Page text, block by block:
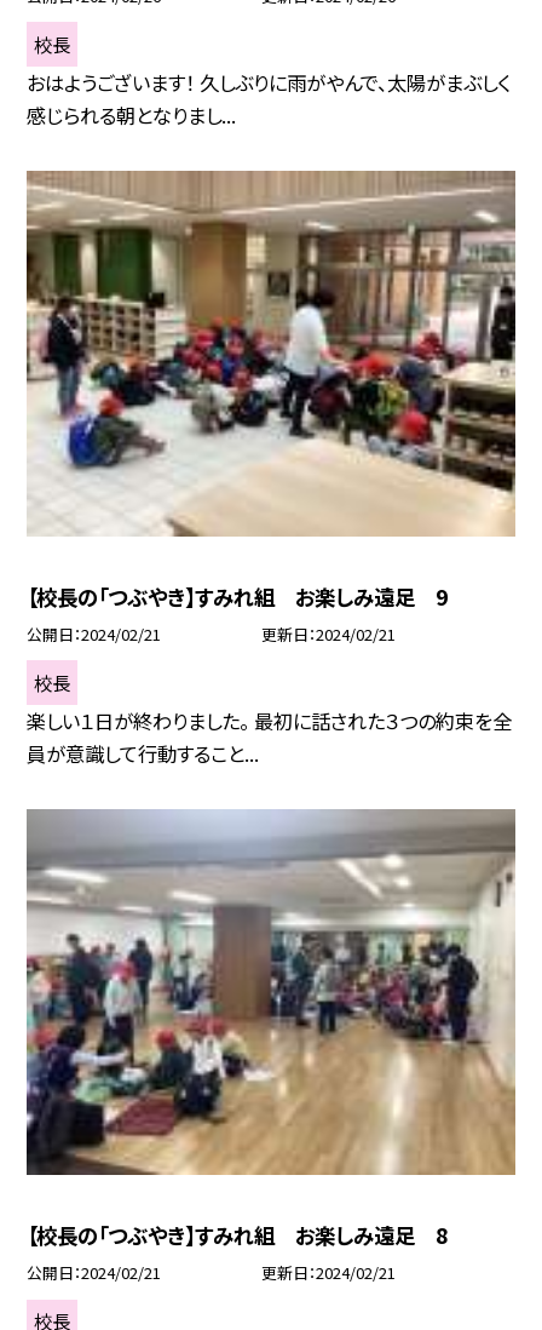
校長
おはようございます！ 久しぶりに雨がやんで、太陽がまぶしく
感じられる朝となりまし...
【校長の「つぶやき】すみれ組 お楽しみ遠足 9
公開日 2024/02/21 更新日 2024/02/21
校長
楽しい１日が終わりました。 最初に話された３つの約束を全
員が意識して行動すること...
【校長の「つぶやき】すみれ組 お楽しみ遠足 8
公開日 2024/02/21 更新日 2024/02/21
校長